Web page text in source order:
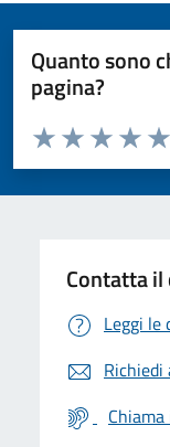
Quanto sono
pagina?
Valuta da 1 a 5 stelle
Valuta
Valuta 3
Valuta 2 stelle
Valuta 1 stelle su
Contatta
Leggi le
Richiedi